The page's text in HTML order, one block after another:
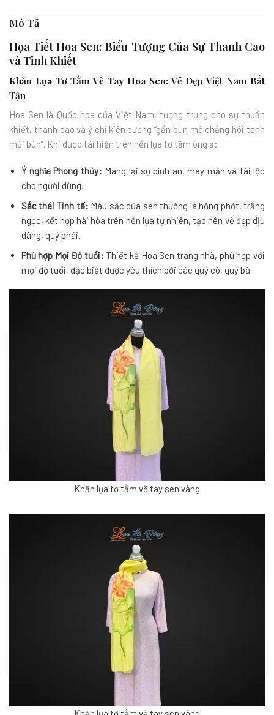
Mô Tả
Họa Tiết Hoa Sen: Biểu Tượng Của Sự Thanh Cao
và Tinh Khiết
Khăn Lụa Tơ Tằm Vẽ Tay Hoa Sen: Vẻ Đẹp Việt Nam Bất
Tận
Hoa Sen là Quốc hoa của Việt Nam, tượng trưng cho sự thuần
khiết, thanh cao và ý chí kiên cường “gần bùn mà chẳng hôi tanh
mùi bùn”. Khi được tái hiện trên nền lụa tơ tằm óng ả:
Ý nghĩa Phong thủy: Mang lại sự bình an, may mắn và tài lộc
cho người dùng.
Sắc thái Tinh tế: Màu sắc của sen thường là hồng phớt, trắng
ngọc, kết hợp hài hòa trên nền lụa tự nhiên, tạo nên vẻ đẹp dịu
dàng, quý phái.
Phù hợp Mọi Độ tuổi: Thiết kế Hoa Sen trang nhã, phù hợp với
mọi độ tuổi, đặc biệt được yêu thích bởi các quý cô, quý bà.
Khăn lụa tơ tằm vẽ tay sen vàng